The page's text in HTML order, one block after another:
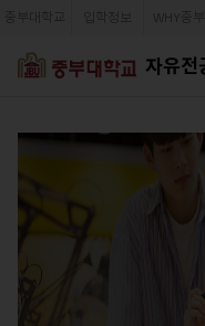
자유전
중부대학교 입학정보 WHY중부
식생활을 통한 개
민의 영양과 건강
하는 전문인력을 양